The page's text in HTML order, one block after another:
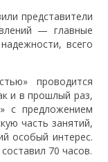
представители
— главные
всего
проводится
и в прошлый раз,
с предложением
часть занятий,
особый интерес.
70 часов.